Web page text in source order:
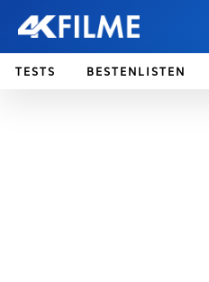
TESTS BESTENLISTEN